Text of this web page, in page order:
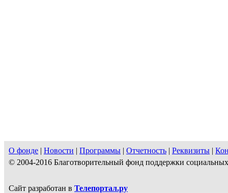
О фонде | Новости | Программы | Отчетность | Реквизиты |
© 2004-2016 Благотворительный фонд поддержки
Сайт разработан в Телепортал.ру